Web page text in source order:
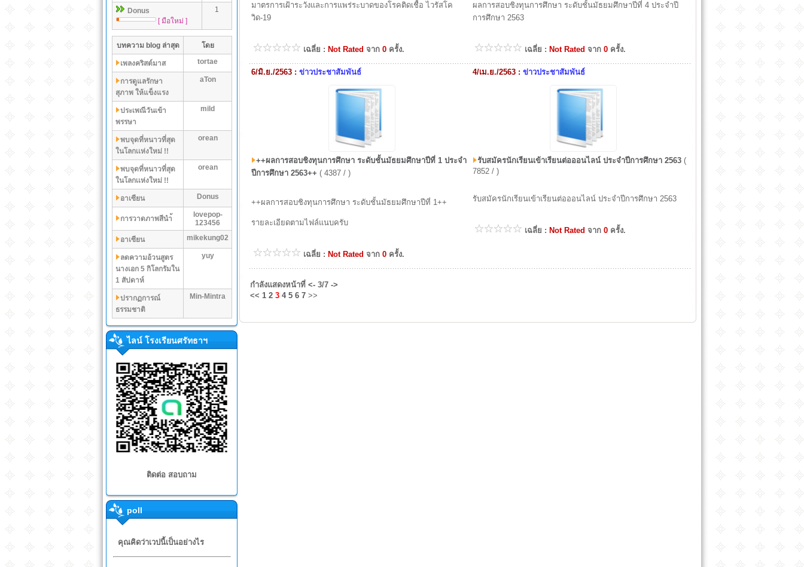
Donus
[ มือใหม่ ]
1
บทความ blog ล่าสุด โดย
เพลงคริสต์มาส tortae
การดูแลรักษา
สุภาพ ให้แข็งแรง
aTon
ประเพณีวันเข้า
พรรษา
mild
พบจุดที่หนาวที่สุด
ในโลกเเห่งใหม่ !!
orean
พบจุดที่หนาวที่สุด
ในโลกเเห่งใหม่ !!
orean
อาเซียน Donus
การวาดภาพสีนำ้
lovepop-
123456
อาเซียน
mikekung02
ลดความอ้วนสูตร
นางเอก 5 กิโลกรัมใน
1 สัปดาห์
yuy
ปรากฏการณ์
ธรรมชาติ
Min-Mintra
ไลน์ โรงเรียนศรัทธาฯ
ติดต่อ สอบถาม
poll
คุณคิดว่าเวปนี้เป็นอย่างไร
มาตรการเฝ้าระวังและการแพร่ระบาดของโรคติดเชื้อ ไวรัสโค
วิด-19
เฉลี่ย : Not Rated จาก 0 ครั้ง.
ผลการสอบชิงทุนการศึกษา ระดับชั้นมัธยมศึกษาปีที่ 4 ประจำปี
การศึกษา 2563
เฉลี่ย : Not Rated จาก 0 ครั้ง.
6/มิ.ย./2563 : ข่าวประชาสัมพันธ์
++ผลการสอบชิงทุนการศึกษา ระดับชั้นมัธยมศึกษาปีที่ 1 ประจำ
ปีการศึกษา 2563++ ( 4387 / )
++ผลการสอบชิงทุนการศึกษา ระดับชั้นมัธยมศึกษาปีที่ 1++
รายละเอียดตามไฟล์แนบครับ
เฉลี่ย : Not Rated จาก 0 ครั้ง.
4/เม.ย./2563 : ข่าวประชาสัมพันธ์
รับสมัครนักเรียนเข้าเรียนต่อออนไลน์ ประจำปีการศึกษา 2563 (
7852 / )
รับสมัครนักเรียนเข้าเรียนต่อออนไลน์ ประจำปีการศึกษา 2563
เฉลี่ย : Not Rated จาก 0 ครั้ง.
กำลังแสดงหน้าที่ <- 3/7 ->
<< 1 2 3 4 5 6 7 >>